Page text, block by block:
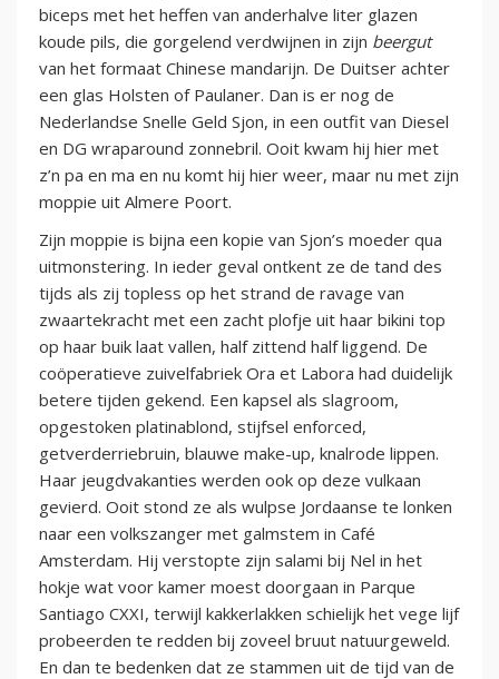
biceps met het heffen van anderhalve liter glazen
koude pils, die gorgelend verdwijnen in zijn beergut
van het formaat Chinese mandarijn. De Duitser achter
een glas Holsten of Paulaner. Dan is er nog de
Nederlandse Snelle Geld Sjon, in een outfit van Diesel
en DG wraparound zonnebril. Ooit kwam hij hier met
z’n pa en ma en nu komt hij hier weer, maar nu met zijn
moppie uit Almere Poort.
Zijn moppie is bijna een kopie van Sjon’s moeder qua
uitmonstering. In ieder geval ontkent ze de tand des
tijds als zij topless op het strand de ravage van
zwaartekracht met een zacht plofje uit haar bikini top
op haar buik laat vallen, half zittend half liggend. De
coöperatieve zuivelfabriek Ora et Labora had duidelijk
betere tijden gekend. Een kapsel als slagroom,
opgestoken platinablond, stijfsel enforced,
getverderriebruin, blauwe make-up, knalrode lippen.
Haar jeugdvakanties werden ook op deze vulkaan
gevierd. Ooit stond ze als wulpse Jordaanse te lonken
naar een volkszanger met galmstem in Café
Amsterdam. Hij verstopte zijn salami bij Nel in het
hokje wat voor kamer moest doorgaan in Parque
Santiago CXXI, terwijl kakkerlakken schielijk het vege lijf
probeerden te redden bij zoveel bruut natuurgeweld.
En dan te bedenken dat ze stammen uit de tijd van de